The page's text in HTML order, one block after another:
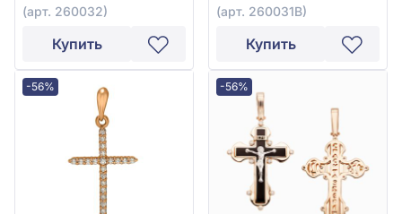
(арт. 260032)
Купить
(арт. 260031В)
Купить
-56% -56%